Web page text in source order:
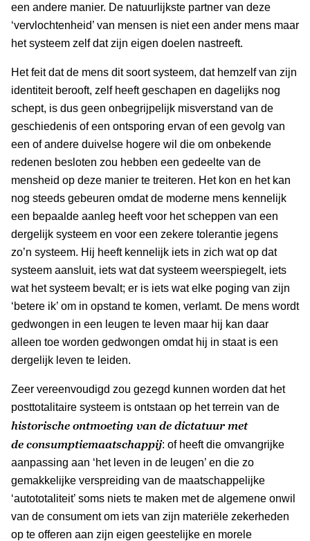
een andere manier. De natuurlijkste partner van deze
‘vervlochtenheid’ van mensen is niet een ander mens maar
het systeem zelf dat zijn eigen doelen nastreeft.
Het feit dat de mens dit soort systeem, dat hemzelf van zijn
identiteit berooft, zelf heeft geschapen en dagelijks nog
schept, is dus geen onbegrijpelijk misverstand van de
geschiedenis of een ontsporing ervan of een gevolg van
een of andere duivelse hogere wil die om onbekende
redenen besloten zou hebben een gedeelte van de
mensheid op deze manier te treiteren. Het kon en het kan
nog steeds gebeuren omdat de moderne mens kennelijk
een bepaalde aanleg heeft voor het scheppen van een
dergelijk systeem en voor een zekere tolerantie jegens
zo’n systeem. Hij heeft kennelijk iets in zich wat op dat
systeem aansluit, iets wat dat systeem weerspiegelt, iets
wat het systeem bevalt; er is iets wat elke poging van zijn
‘betere ik’ om in opstand te komen, verlamt. De mens wordt
gedwongen in een leugen te leven maar hij kan daar
alleen toe worden gedwongen omdat hij in staat is een
dergelijk leven te leiden.
Zeer vereenvoudigd zou gezegd kunnen worden dat het
posttotalitaire systeem is ontstaan op het terrein van de
historische ontmoeting van de dictatuur met
de consumptiemaatschappij: of heeft die omvangrijke
aanpassing aan ‘het leven in de leugen’ en die zo
gemakkelijke verspreiding van de maatschappelijke
‘autototaliteit’ soms niets te maken met de algemene onwil
van de consument om iets van zijn materiële zekerheden
op te offeren aan zijn eigen geestelijke en morele